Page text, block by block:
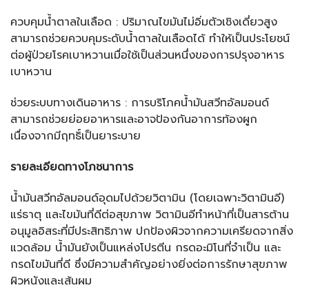
ควบคุมน้ำตาลในเลือด : ปริมาณไขมันไม่อิ่มตัวเชิงเดี่ยวสูง
สามารถช่วยควบคุมระดับน้ำตาลในเลือดได้ ทำให้เป็นประโยชน์
ต่อผู้ป่วยโรคเบาหวานเมื่อใช้เป็นส่วนหนึ่งของการปรุงอาหาร
เบาหวาน
ช่วยระบบทางเดินอาหาร : การบริโภคน้ำมันสวีทอัลมอนด์
สามารถช่วยย่อยอาหารและอาจป้องกันอาการท้องผูก
เนื่องจากมีฤทธิ์เป็นยาระบาย
รายละเอียดทางโภชนาการ
น้ำมันสวีทอัลมอนด์อุดมไปด้วยวิตามิน (โดยเฉพาะวิตามินอี)
แร่ธาตุ และไขมันที่ดีต่อสุขภาพ วิตามินอีทำหน้าที่เป็นสารต้าน
อนุมูลอิสระที่มีประสิทธิภาพ ปกป้องผิวจากความเครียดจากสิ่ง
แวดล้อม น้ำมันยังเป็นแหล่งโปรตีน กรดอะมิโนที่จำเป็น และ
กรดไขมันที่ดี ซึ่งมีความสำคัญอย่างยิ่งต่อการรักษาสุขภาพ
ผิวหนังและเส้นผม